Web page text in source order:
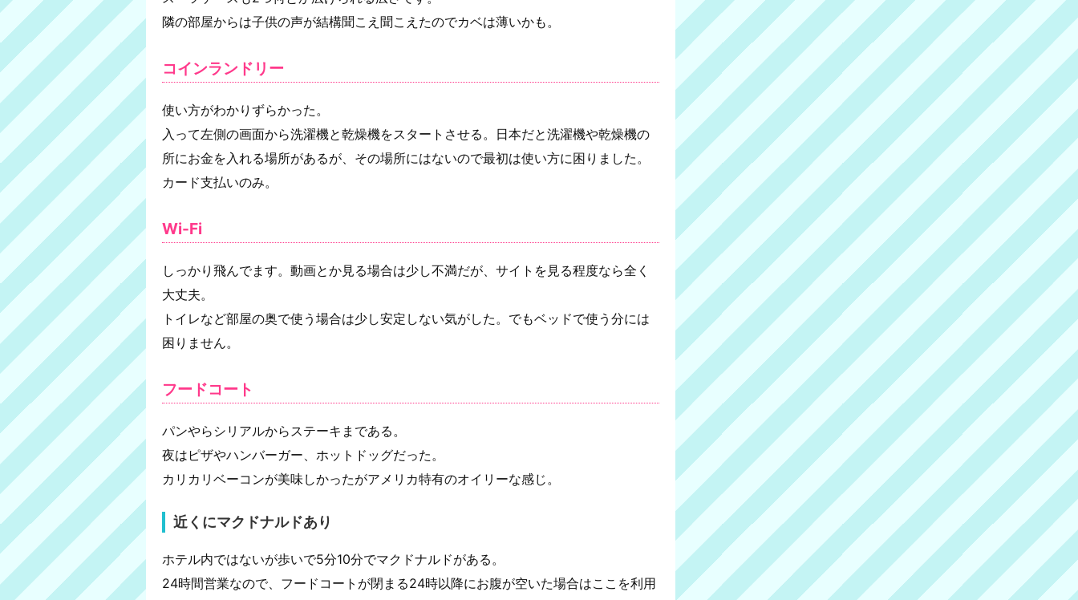
隣の部屋からは子供の声が結構聞こえ聞こえたのでカベは薄いかも。
コインランドリー
使い方がわかりずらかった。
入って左側の画面から洗濯機と乾燥機をスタートさせる。日本だと洗濯機や乾燥機の
所にお金を入れる場所があるが、その場所にはないので最初は使い方に困りました。
カード支払いのみ。
Wi-Fi
しっかり飛んでます。動画とか見る場合は少し不満だが、サイトを見る程度なら全く
大丈夫。
トイレなど部屋の奥で使う場合は少し安定しない気がした。でもベッドで使う分には
困りません。
フードコート
パンやらシリアルからステーキまである。
夜はピザやハンバーガー、ホットドッグだった。
カリカリベーコンが美味しかったがアメリカ特有のオイリーな感じ。
近くにマクドナルドあり
ホテル内ではないが歩いで5分10分でマクドナルドがある。
24時間営業なので、フードコートが閉まる24時以降にお腹が空いた場合はここを利用